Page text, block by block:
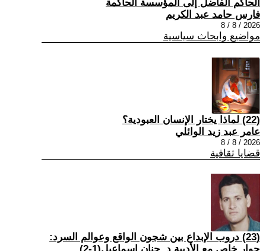
الحاكم الفاضل إلى المؤسسة الحاكمة
فارس حامد عبد الكريم
2026 / 8 / 8
مواضيع وابحاث سياسية
(22) لماذا يختار الإنسان العبودية؟
عامر عبد زيد الوائلي
2026 / 8 / 8
قضايا ثقافية
(23) دروب الإبداع بين شجون الواقع وعوالم السرد: